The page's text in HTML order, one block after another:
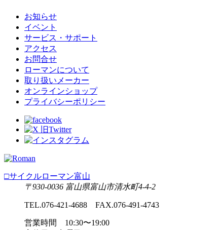
お知らせ
イベント
サービス・サポート
アクセス
お問合せ
ローマンについて
取り扱いメーカー
オンラインショップ
プライバシーポリシー
□サイクルローマン富山
〒930-0036 富山県富山市清水町4-4-2
TEL.076-421-4688 FAX.076-491-4743
営業時間 10:30〜19:00